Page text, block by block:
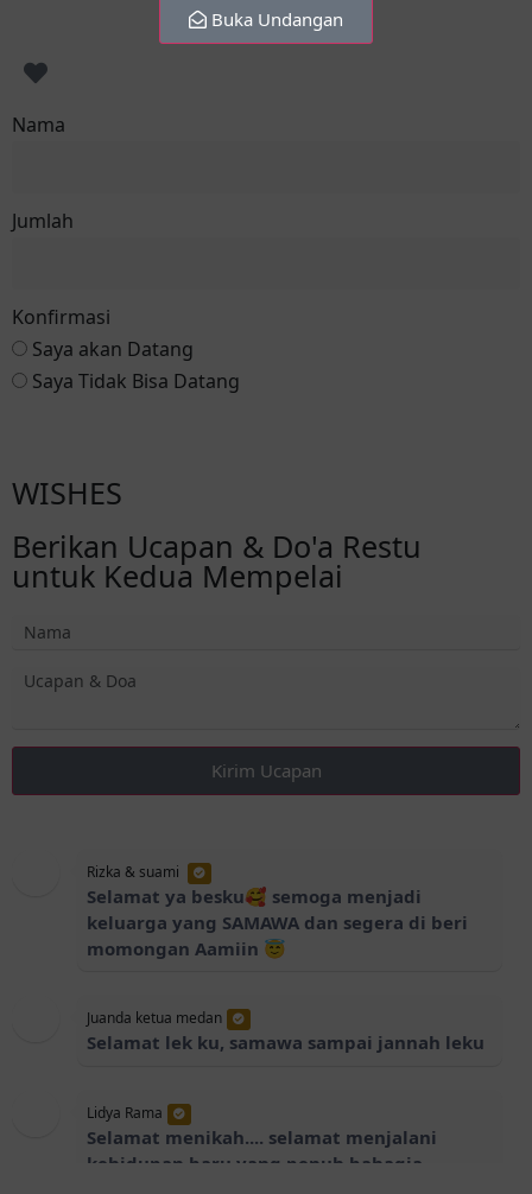
Konfirmasi ke Herlandi
Nama
Jumlah
Konfirmasi
Saya akan Datang
Saya Tidak Bisa Datang
WISHES
Berikan Ucapan & Do'a Restu
untuk Kedua Mempelai
Kirim Ucapan
Rizka & suami
Selamat ya besku🥰 semoga menjadi
keluarga yang SAMAWA dan segera di beri
momongan Aamiin 😇
Juanda ketua medan
Selamat lek ku, samawa sampai jannah leku
Lidya Rama
Selamat menikah.... selamat menjalani
kehidupan baru yang penuh bahagia,
Buka Undangan